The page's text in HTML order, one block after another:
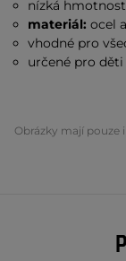
nízká hmotnost
materiál:ocel
vhodné pro
určené pro děti
Obrázky mají pouze